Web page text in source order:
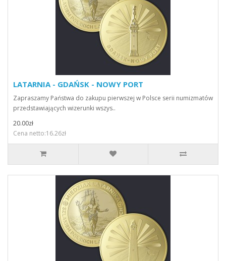
LATARNIA - GDAŃSK - NOWY PORT
Zapraszamy Państwa do zakupu pierwszej w Polsce serii numizmatów
przedstawiających wizerunki wszys..
20.00zł
Cena netto:16.26zł